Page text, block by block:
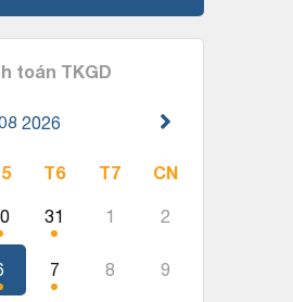
toán TKGD
2026
T6 T7 CN
31 1 2
7 8 9